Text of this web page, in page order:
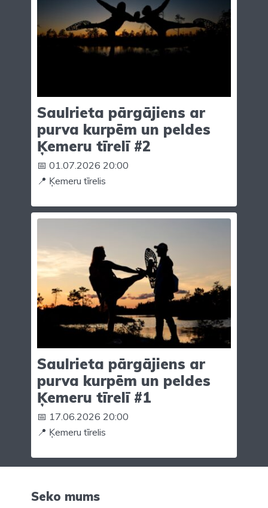
Saulrieta pārgājiens ar
purva kurpēm un peldes
Ķemeru tīrelī #2
📅 01.07.2026 20:00
📍 Ķemeru tīrelis
Saulrieta pārgājiens ar
purva kurpēm un peldes
Ķemeru tīrelī #1
📅 17.06.2026 20:00
📍 Ķemeru tīrelis
Seko mums